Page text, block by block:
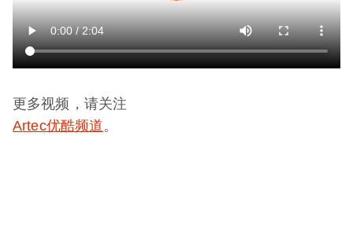
更多视频，请关注
Artec优酷频道。